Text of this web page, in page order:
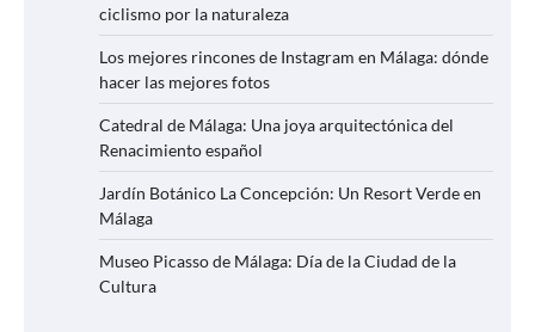
ciclismo por la naturaleza
Los mejores rincones de Instagram en Málaga: dónde
hacer las mejores fotos
Catedral de Málaga: Una joya arquitectónica del
Renacimiento español
Jardín Botánico La Concepción: Un Resort Verde en
Málaga
Museo Picasso de Málaga: Día de la Ciudad de la
Cultura